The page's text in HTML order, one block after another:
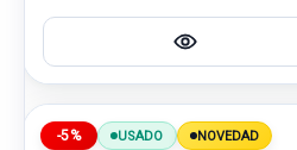
-5% USADO NOVEDAD